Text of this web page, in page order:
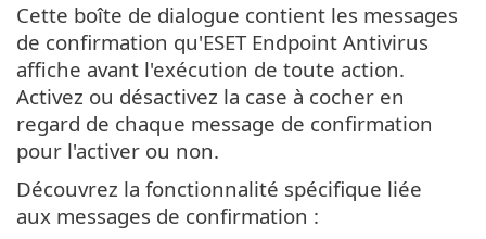
Cette boîte de dialogue contient les messages
de confirmation qu'ESET Endpoint Antivirus
affiche avant l'exécution de toute action.
Activez ou désactivez la case à cocher en
regard de chaque message de confirmation
pour l'activer ou non.
Découvrez la fonctionnalité spécifique liée
aux messages de confirmation :